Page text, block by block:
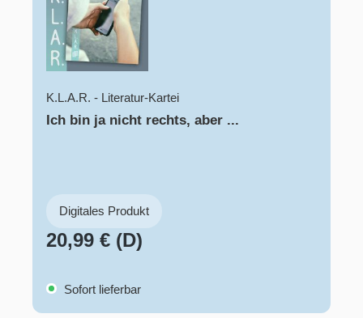
K.L.A.R. - Literatur-Kartei
Ich bin ja nicht rechts, aber ...
Digitales Produkt
20,99 € (D)
Sofort lieferbar